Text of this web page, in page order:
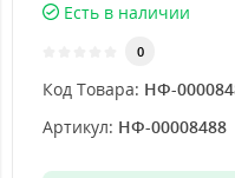
Есть в наличии
0
Код Товара: НФ-
Артикул: НФ-00008488